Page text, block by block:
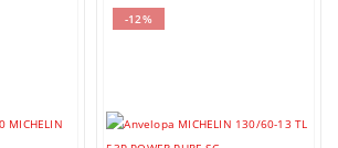
-12%